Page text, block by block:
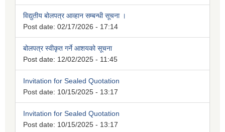
विद्युतीय बोलपत्र आव्हान सम्बन्धी सूचना ।
Post date: 02/17/2026 - 17:14
बोलपत्र स्वीकृत गर्ने आशयको सूचना
Post date: 12/02/2025 - 11:45
Invitation for Sealed Quotation
Post date: 10/15/2025 - 13:17
Invitation for Sealed Quotation
Post date: 10/15/2025 - 13:17